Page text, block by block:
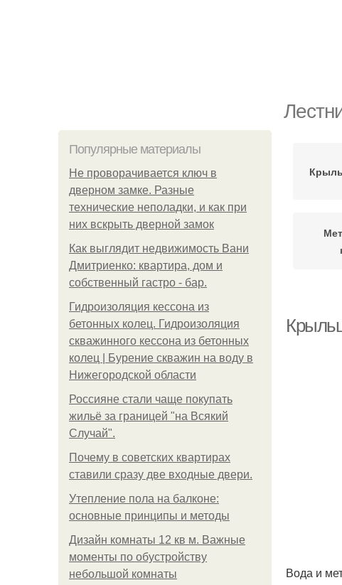
Популярные материалы
Не проворачивается ключ в
дверном замке. Разные
технические неполадки, и как при
них вскрыть дверной замок
Как выглядит недвижимость Вани
Дмитриенко: квартира, дом и
собственный гастро - бар.
Гидроизоляция кессона из
бетонных колец. Гидроизоляция
скважинного кессона из бетонных
колец | Бурение скважин на воду в
Нижегородской области
Россияне стали чаще покупать
жильё за границей "на Всякий
Случай".
Почему в советских квартирах
ставили сразу две входные двери.
Утепление пола на балконе:
основные принципы и методы
Дизайн комнаты 12 кв м. Важные
моменты по обустройству
небольшой комнаты
Вода и